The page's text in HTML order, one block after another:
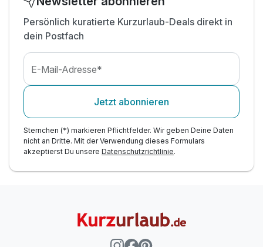
Persönlich kuratierte Kurzurlaub-Deals direkt in
dein Postfach
E-Mail-Adresse*
Jetzt abonnieren
Sternchen (*) markieren Pflichtfelder. Wir geben Deine Daten
nicht an Dritte. Mit der Verwendung dieses Formulars
akzeptierst Du unsere Datenschutzrichtlinie.